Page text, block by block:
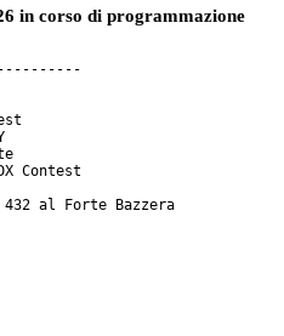
in corso di programmazione
Contest
al Forte Bazzera